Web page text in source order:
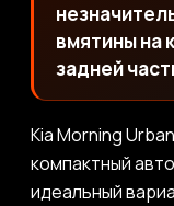
вмятины на
задней
Kia Morning
компактный
идеальный